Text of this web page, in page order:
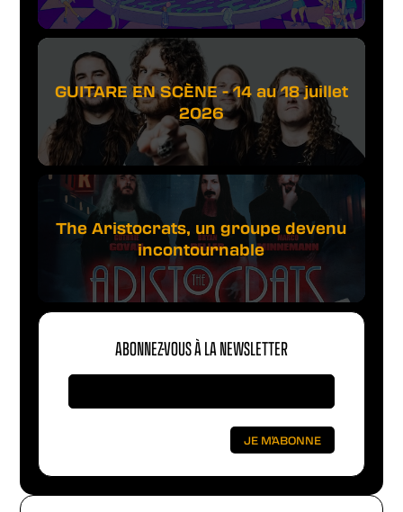
GUITARE EN SCÈNE - 14 au 18 juillet
2026
The Aristocrats, un groupe devenu
incontournable
ABONNEZ-VOUS À LA NEWSLETTER